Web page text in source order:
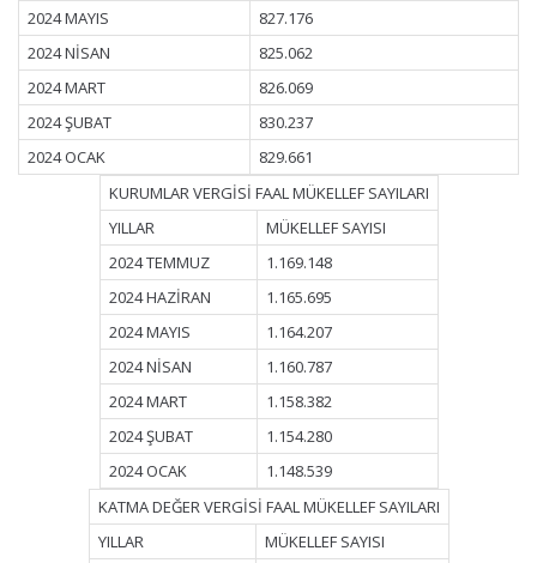
2024 MAYIS
827.176
2024 NİSAN
825.062
2024 MART
826.069
2024 ŞUBAT
830.237
2024 OCAK
829.661
KURUMLAR VERGİSİ FAAL MÜKELLEF SAYILARI
YILLAR
MÜKELLEF SAYISI
2024 TEMMUZ
1.169.148
2024 HAZİRAN
1.165.695
2024 MAYIS
1.164.207
2024 NİSAN
1.160.787
2024 MART
1.158.382
2024 ŞUBAT
1.154.280
2024 OCAK
1.148.539
KATMA DEĞER VERGİSİ FAAL MÜKELLEF SAYILARI
YILLAR
MÜKELLEF SAYISI